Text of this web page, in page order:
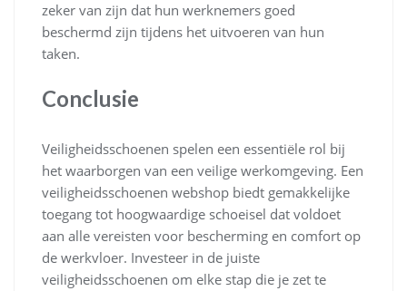
zeker van zijn dat hun werknemers goed
beschermd zijn tijdens het uitvoeren van hun
taken.
Conclusie
Veiligheidsschoenen spelen een essentiële rol bij
het waarborgen van een veilige werkomgeving. Een
veiligheidsschoenen webshop biedt gemakkelijke
toegang tot hoogwaardige schoeisel dat voldoet
aan alle vereisten voor bescherming en comfort op
de werkvloer. Investeer in de juiste
veiligheidsschoenen om elke stap die je zet te